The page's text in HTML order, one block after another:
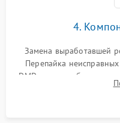
4.
Замена выработавшей
Перепайка
DMD-чипа при битых
колеса или